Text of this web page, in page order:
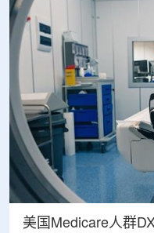
美国Medicare人群